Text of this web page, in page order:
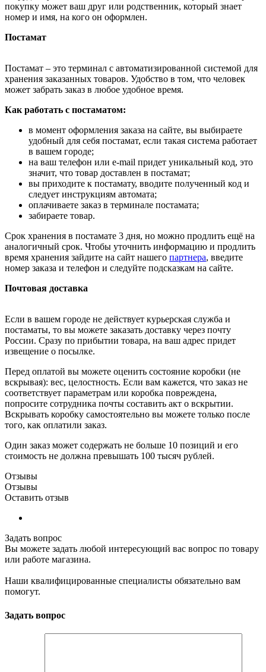
покупку может ваш друг или родственник, который знает
номер и имя, на кого он оформлен.
Постамат
Постамат – это терминал с автоматизированной системой для
хранения заказанных товаров. Удобство в том, что человек
может забрать заказ в любое удобное время.
Как работать с постаматом:
в момент оформления заказа на сайте, вы выбираете
удобный для себя постамат, если такая система работает
в вашем городе;
на ваш телефон или e-mail придет уникальный код, это
значит, что товар доставлен в постамат;
вы приходите к постамату, вводите полученный код и
следует инструкциям автомата;
оплачиваете заказ в терминале постамата;
забираете товар.
Срок хранения в постамате 3 дня, но можно продлить ещё на
аналогичный срок. Чтобы уточнить информацию и продлить
время хранения зайдите на сайт нашего партнера, введите
номер заказа и телефон и следуйте подсказкам на сайте.
Почтовая доставка
Если в вашем городе не действует курьерская служба и
постаматы, то вы можете заказать доставку через почту
России. Сразу по прибытии товара, на ваш адрес придет
извещение о посылке.
Перед оплатой вы можете оценить состояние коробки (не
вскрывая): вес, целостность. Если вам кажется, что заказ не
соответствует параметрам или коробка повреждена,
попросите сотрудника почты составить акт о вскрытии.
Вскрывать коробку самостоятельно вы можете только после
того, как оплатили заказ.
Один заказ может содержать не больше 10 позиций и его
стоимость не должна превышать 100 тысяч рублей.
Отзывы
Отзывы
Оставить отзыв
Задать вопрос
Вы можете задать любой интересующий вас вопрос по товару
или работе магазина.
Наши квалифицированные специалисты обязательно вам
помогут.
Задать вопрос